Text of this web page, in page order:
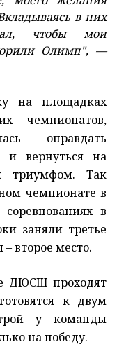
в них
чтобы мои
Олимп", —
на площадках
чемпионатов,
оправдать
и вернуться на
триумфом. Так
чемпионате в
в
заняли третье
второе место.
ДЮСШ проходят
к двум
у команды
на победу.